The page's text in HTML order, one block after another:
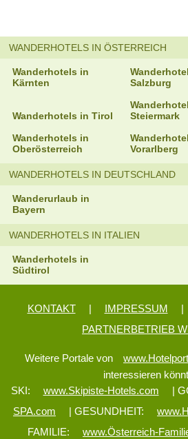
WANDERHOTELS IN ÖSTERREICH
Wanderhotels in
Kärnten
Salzburg
Wanderhotels in Tirol
Steiermark
Wanderhotels in
Oberösterreich
Vorarlberg
WANDERHOTELS IN DEUTSCHLAND
Wanderurlaub in
Bayern
WANDERHOTELS IN ITALIEN
Wanderhotels in
Südtirol
KONTAKT | IMPRESSUM |
PARTNERBETRIEB
Weitere Portale von
interessieren
SKI:
www.Skipiste-Hotels.com |
SPA.com
| GESUNDHEIT:
FAMILIE:
www.Österreich-